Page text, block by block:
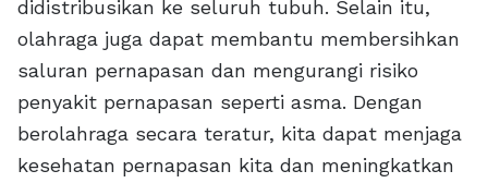
didistribusikan ke seluruh tubuh. Selain itu,
olahraga juga dapat membantu membersihkan
saluran pernapasan dan mengurangi risiko
penyakit pernapasan seperti asma. Dengan
berolahraga secara teratur, kita dapat menjaga
kesehatan pernapasan kita dan meningkatkan